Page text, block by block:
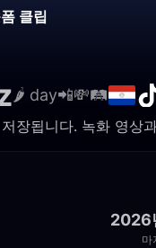
클립
🌶 day📲💸🛤️
됩니다. 녹화 영상
2026
마